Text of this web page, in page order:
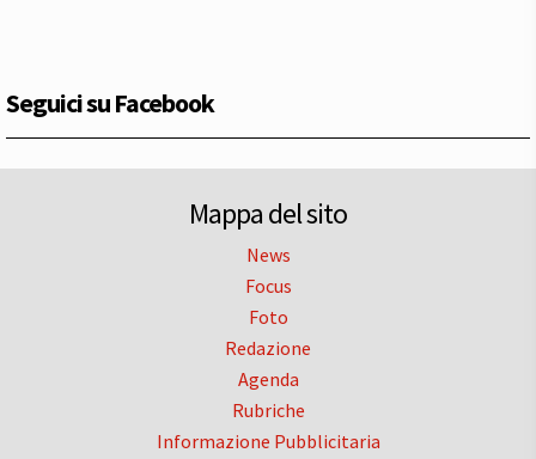
Seguici su Facebook
Mappa del sito
News
Focus
Foto
Redazione
Agenda
Rubriche
Informazione Pubblicitaria